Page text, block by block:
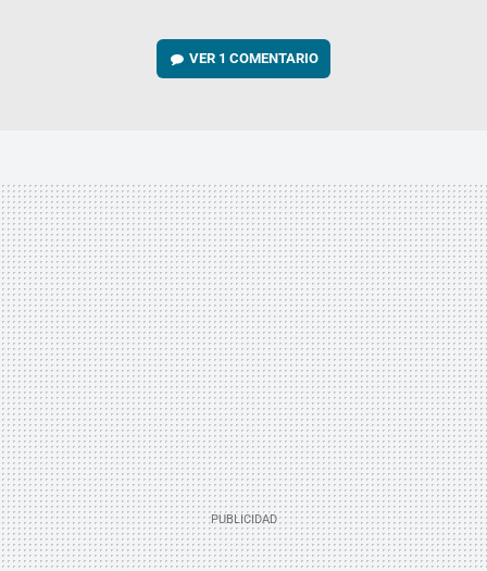
VER 1 COMENTARIO